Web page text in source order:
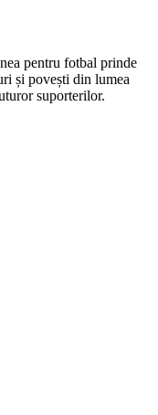
pentru fotbal prinde
și povești din lumea
suporterilor.